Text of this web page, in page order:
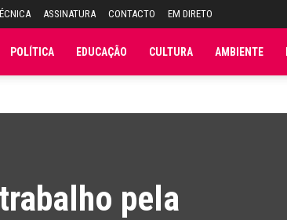
ASSINATURA CONTACTO EM DIRETO
POLÍTICA EDUCAÇÃO CULTURA AMBIENTE
pela